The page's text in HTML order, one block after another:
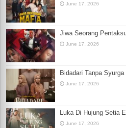
June 17, 2026
Jiwa Seorang
June 17, 2026
Bidadari Tanpa
June 17, 2026
Luka Di Hujung Setia
June 17, 2026